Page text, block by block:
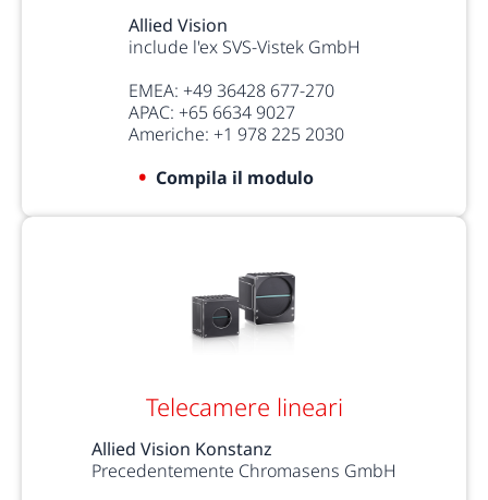
Allied Vision
include l'ex SVS-Vistek GmbH
EMEA: +49 36428 677-270
APAC: +65 6634 9027
Americhe: +1 978 225 2030
Compila il modulo
Telecamere lineari
Allied Vision Konstanz
Precedentemente Chromasens GmbH